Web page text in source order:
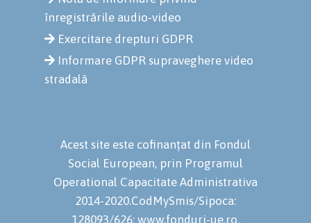
înregistrările audio-video
Exercitare drepturi GDPR
Informare GDPR supraveghere video
stradală
Acest site este cofinanțat din Fondul
Social European, prin Programul
Operational Capacitate Administrativa
2014-2020.CodMySmis/Sipoca:
128093/626; www.fonduri-ue.ro,